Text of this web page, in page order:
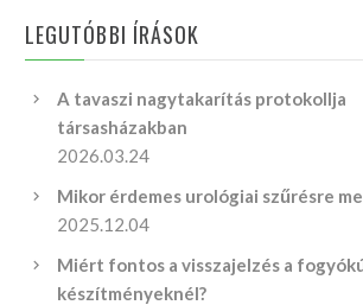
LEGUTÓBBI ÍRÁSOK
A tavaszi nagytakarítás protokollja
társasházakban
2026.03.24
Mikor érdemes urológiai szűrésre
2025.12.04
Miért fontos a visszajelzés a
készítményeknél?